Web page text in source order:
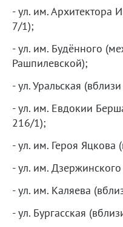
- ул. им.
7/1);
- ул. им. Будённого
Рашпилевской);
- ул. Уральская
- ул. им. Евдокии
216/1);
- ул. им. Героя
- ул. им.
- ул. им. Каляева
- ул. Бургасская